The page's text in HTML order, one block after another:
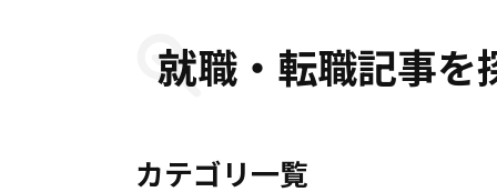
就職・転職記事を
カテゴリ一覧